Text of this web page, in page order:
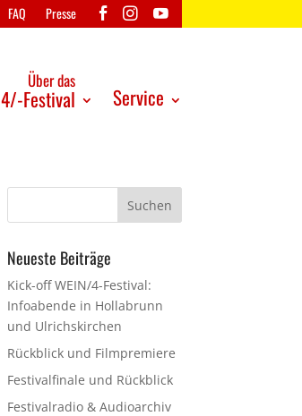
FAQ Presse
Über das
4/-Festival Service
Neueste Beiträge
Kick-off WEIN/4-Festival:
Infoabende in Hollabrunn
und Ulrichskirchen
Rückblick und Filmpremiere
Festivalfinale und Rückblick
Festivalradio & Audioarchiv